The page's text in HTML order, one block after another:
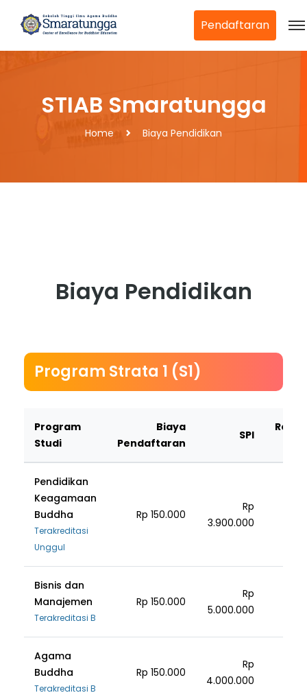
Pendaftaran
STIAB Smaratungga
Home Biaya Pendidikan
Biaya Pendidikan
Program Strata 1 (S1)
Program
Studi
Biaya
Pendaftaran
SPI
Pendidikan
Keagamaan
Buddha
Terakreditasi
Unggul
Rp 150.000
Rp
3.900.000
Bisnis dan
Manajemen
Terakreditasi B
Rp 150.000
Rp
5.000.000
Agama
Buddha
Terakreditasi B
Rp 150.000
Rp
4.000.000